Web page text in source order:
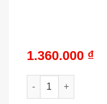
1.360.000 ₫
Camera DS-